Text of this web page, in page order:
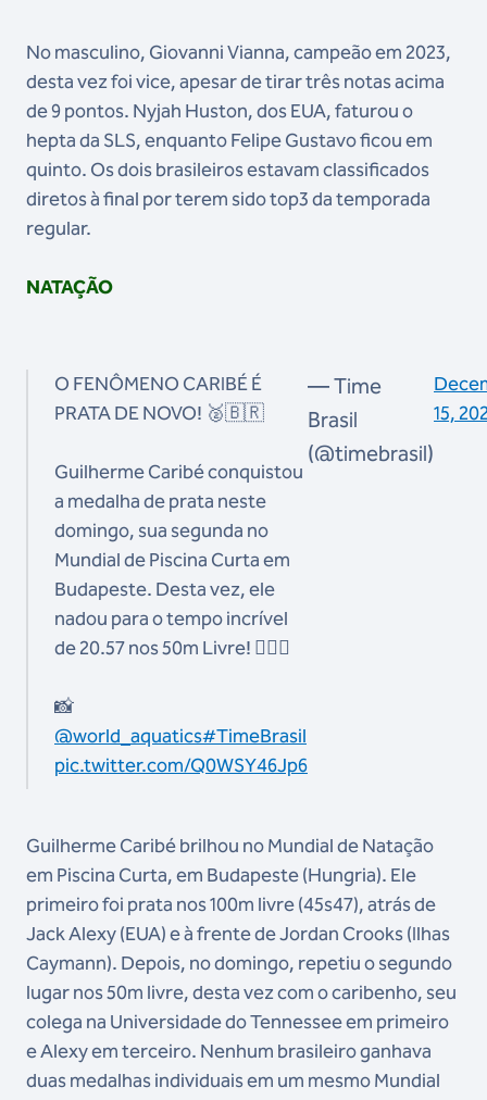
No masculino, Giovanni Vianna, campeão em 2023,
desta vez foi vice, apesar de tirar três notas acima
de 9 pontos. Nyjah Huston, dos EUA, faturou o
hepta da SLS, enquanto Felipe Gustavo ficou em
quinto. Os dois brasileiros estavam classificados
diretos à final por terem sido top3 da temporada
regular.
NATAÇÃO
O FENÔMENO CARIBÉ É
PRATA DE NOVO! 🥈🇧🇷
Guilherme Caribé conquistou
a medalha de prata neste
domingo, sua segunda no
Mundial de Piscina Curta em
Budapeste. Desta vez, ele
nadou para o tempo incrível
de 20.57 nos 50m Livre! 🏊‍♂️👏
📸
@world_aquatics#TimeBrasil
pic.twitter.com/Q0WSY46Jp6
— Time
Brasil
(@timebrasil)
15,
Guilherme Caribé brilhou no Mundial de Natação
em Piscina Curta, em Budapeste (Hungria). Ele
primeiro foi prata nos 100m livre (45s47), atrás de
Jack Alexy (EUA) e à frente de Jordan Crooks (Ilhas
Caymann). Depois, no domingo, repetiu o segundo
lugar nos 50m livre, desta vez com o caribenho, seu
colega na Universidade do Tennessee em primeiro
e Alexy em terceiro. Nenhum brasileiro ganhava
duas medalhas individuais em um mesmo Mundial